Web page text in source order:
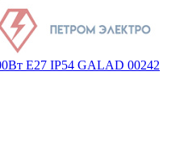
E27 IP54 GALAD 00242